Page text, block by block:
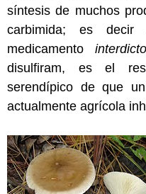
síntesis de muchos
carbimida; es
medicamento
disulfiram, es el
serendípico de que
actualmente agrícola